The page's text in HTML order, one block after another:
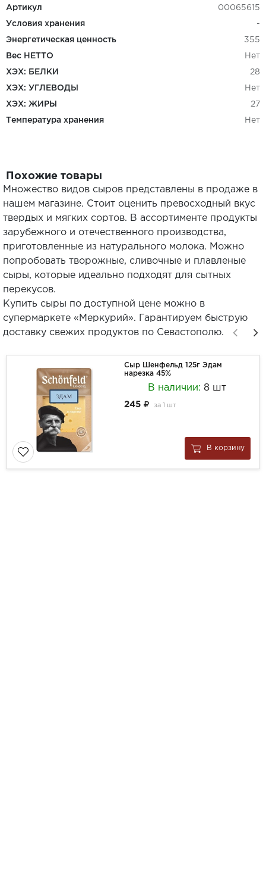
Артикул 00065615
Условия хранения -
Энергетическая ценность 355
Вес НЕТТО Нет
ХЭХ: БЕЛКИ 28
ХЭХ: УГЛЕВОДЫ Нет
ХЭХ: ЖИРЫ 27
Температура хранения Нет
Похожие товары
Множество видов сыров представлены в продаже в
нашем магазине. Стоит оценить превосходный вкус
твердых и мягких сортов. В ассортименте продукты
зарубежного и отечественного производства,
приготовленные из натурального молока. Можно
попробовать творожные, сливочные и плавленые
сыры, которые идеально подходят для сытных
перекусов.
Купить сыры по доступной цене можно в
супермаркете «Меркурий». Гарантируем быструю
доставку свежих продуктов по Севастополю.
Сыр Шенфельд 125г Эдам
нарезка 45%
В наличии:8 шт
245 за 1 шт
В корзину